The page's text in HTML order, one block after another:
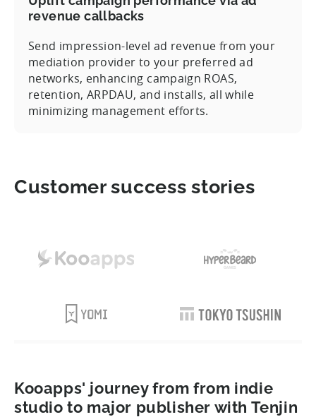
revenue callbacks
Send impression-level ad revenue from your
mediation provider to your preferred ad
networks, enhancing campaign ROAS,
retention, ARPDAU, and installs, all while
minimizing management efforts.
Customer success stories
Kooapps' journey from from indie
studio to major publisher with Tenjin